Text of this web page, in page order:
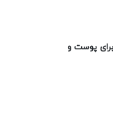
پوست و